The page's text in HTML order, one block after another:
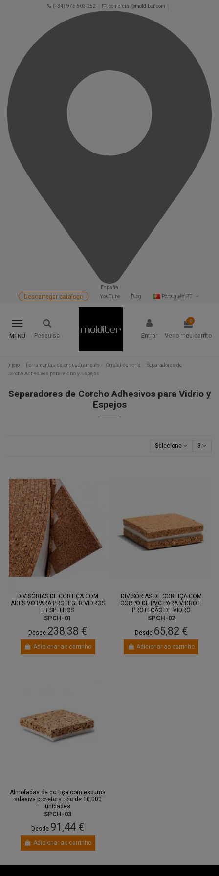
(+34) 976 503 252 comercial@moldiber.com
España
Português PT
Blog
YouTube
Descarregar catálogo
MENU Pesquisa Entrar
0
Ver o meu carrito
Início Ferramentas de enquadramento Cristal de corte
Separadores de
Corcho Adhesivos para Vidrio y Espejos
Separadores de Corcho Adhesivos para Vidrio y
Espejos
Selecione 3
DIVISÓRIAS DE CORTIÇA COM
ADESIVO PARA PROTEGER VIDROS
E ESPELHOS
SPCH-01
Desde 238,38 €
Adicionar ao carrinho
DIVISÓRIAS DE CORTIÇA COM
CORPO DE PVC PARA VIDRO E
PROTEÇÃO DE VIDRO
SPCH-02
Desde 65,82 €
Adicionar ao carrinho
Almofadas de cortiça com espuma
adesiva protetora rolo de 10.000
unidades
SPCH-03
Desde 91,44 €
Adicionar ao carrinho